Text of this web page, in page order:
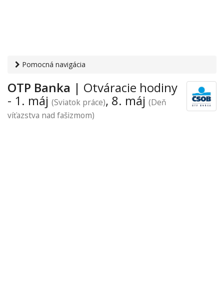
Pomocná navigácia
sviatky› OTP Banka
OTP Banka | Otváracie hodiny
- 1. máj (Sviatok práce), 8. máj (Deň
víťazstva nad fašizmom)